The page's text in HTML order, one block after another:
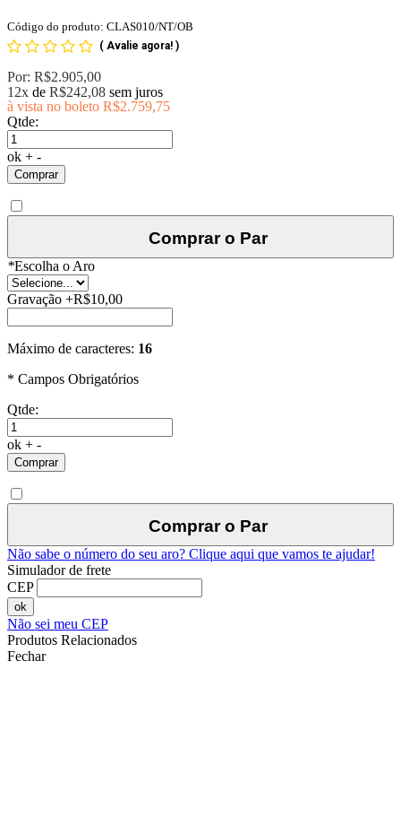
Código do produto: CLAS010/NT/OB
( Avalie agora! )
Por: R$2.905,00
12x de R$242,08 sem juros
à vista no boleto R$2.759,75
Qtde:
ok + -
Comprar
Comprar o Par
*Escolha o Aro
Gravação +R$10,00
Máximo de caracteres: 16
* Campos Obrigatórios
Qtde:
ok + -
Comprar
Comprar o Par
Não sabe o número do seu aro? Clique aqui que vamos te ajudar!
Simulador de frete
CEP
ok
Não sei meu CEP
Produtos Relacionados
Fechar